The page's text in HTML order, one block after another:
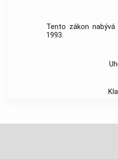
Tento zákon
1993.